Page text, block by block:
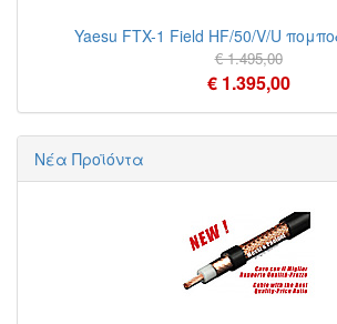
Yaesu FTX-1 Field HF/50/V/U
€ 1.495,00
€ 1.395,00
Νέα Προϊόντα